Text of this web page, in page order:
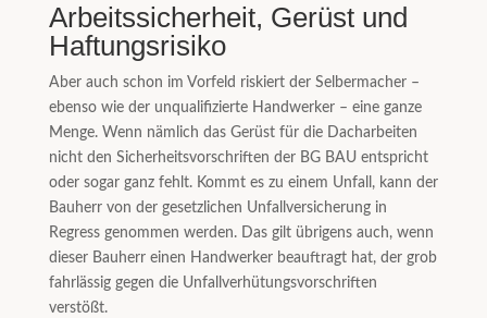
Arbeitssicherheit, Gerüst und
Haftungsrisiko
Aber auch schon im Vorfeld riskiert der Selbermacher –
ebenso wie der unqualifizierte Handwerker – eine ganze
Menge. Wenn nämlich das Gerüst für die Dacharbeiten
nicht den Sicherheitsvorschriften der BG BAU entspricht
oder sogar ganz fehlt. Kommt es zu einem Unfall, kann der
Bauherr von der gesetzlichen Unfallversicherung in
Regress genommen werden. Das gilt übrigens auch, wenn
dieser Bauherr einen Handwerker beauftragt hat, der grob
fahrlässig gegen die Unfallverhütungsvorschriften
verstößt.